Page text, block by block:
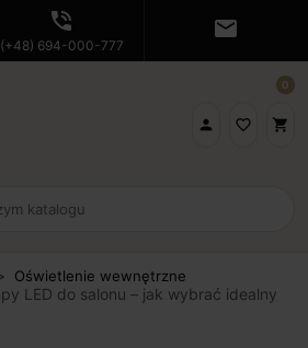
phone_in_talk
(+48) 694-000-777
mail
 favorite_border shopping_cart
0
Oświetlenie wewnętrzne
LED do salonu – jak wybrać idealny